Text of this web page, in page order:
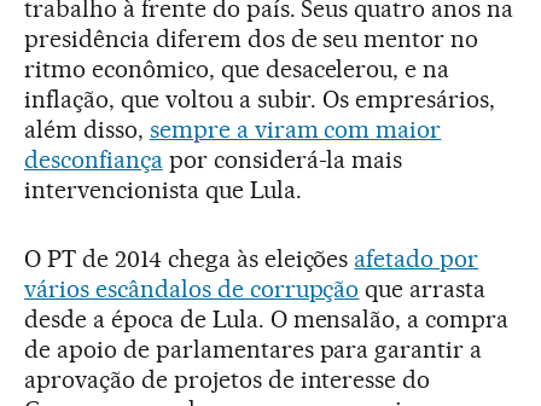
trabalho à frente do país. Seus quatro anos na
presidência diferem dos de seu mentor no
ritmo econômico, que desacelerou, e na
inflação, que voltou a subir. Os empresários,
além disso, sempre a viram com maior
desconfiançapor considerá-la mais
intervencionista que Lula.
O PT de 2014 chega às eleições afetado por
vários escândalos de corrupção que arrasta
desde a época de Lula. O mensalão, a compra
de apoio de parlamentares para garantir a
aprovação de projetos de interesse do